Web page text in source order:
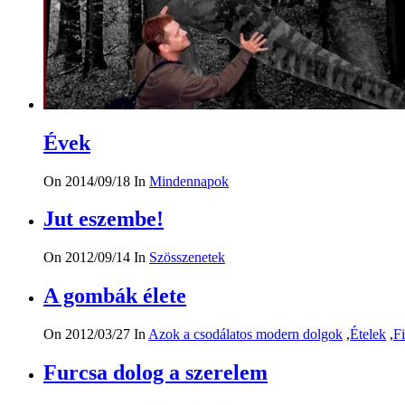
Évek
On 2014/09/18 In Mindennapok
Jut eszembe!
On 2012/09/14 In Szösszenetek
A gombák élete
On 2012/03/27 In Azok a csodálatos modern dolgok ,Ételek ,
Furcsa dolog a szerelem